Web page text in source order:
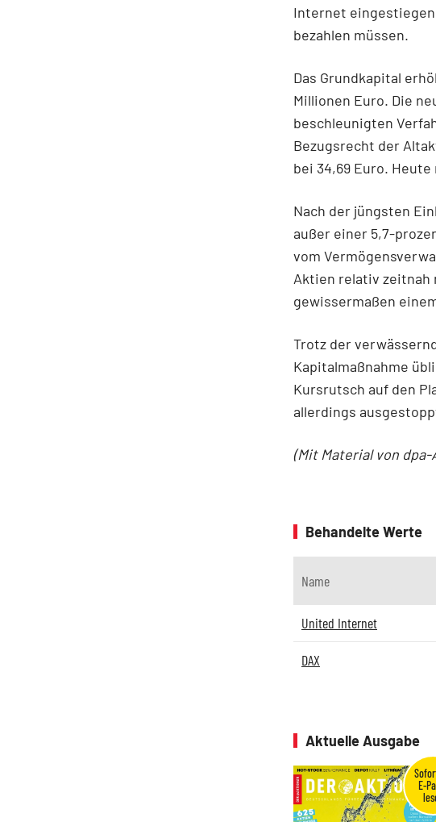
Internet
bezahlen müssen.
Das Grundkapital
Millionen Euro. Die
beschleunigten
Bezugsrecht der
bei 34,69 Euro.
Nach der jüngsten
außer einer 5,7-
vom
Aktien relativ zeitnah
gewissermaßen
Trotz der
Kapitalmaßnahme
Kursrutsch auf den
allerdings
(Mit Material von dpa-
Behandelte Werte
Name
United Internet
DAX
Aktuelle Ausgabe